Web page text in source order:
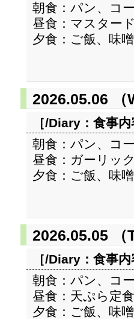
朝食：パン、コ
昼食：マスター
夕食：ご飯、味
2026.05.06 （
［/Diary： 食事
朝食：パン、コ
昼食：ガーリッ
夕食：ご飯、味
2026.05.05 （
［/Diary： 食事
朝食：パン、コ
昼食：天ぷら定食
夕食：ご飯、味